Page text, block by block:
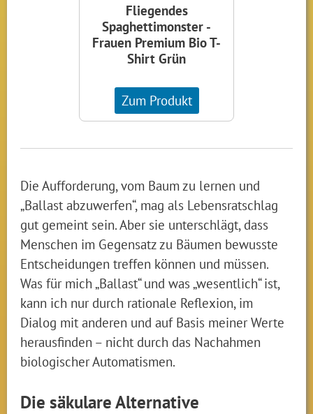
Fliegendes
Spaghettimonster -
Frauen Premium Bio T-
Shirt Grün
Zum Produkt
Die Aufforderung, vom Baum zu lernen und
„Ballast abzuwerfen“, mag als Lebensratschlag
gut gemeint sein. Aber sie unterschlägt, dass
Menschen im Gegensatz zu Bäumen bewusste
Entscheidungen treffen können und müssen.
Was für mich „Ballast“ und was „wesentlich“ ist,
kann ich nur durch rationale Reflexion, im
Dialog mit anderen und auf Basis meiner Werte
herausfinden – nicht durch das Nachahmen
biologischer Automatismen.
Die säkulare Alternative